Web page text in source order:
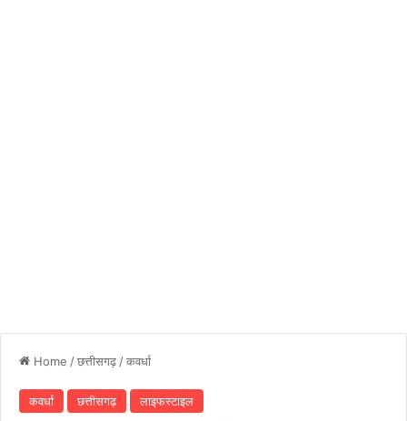
Home /छत्तीसगढ़ /कवर्धा
कवर्धा छत्तीसगढ़ लाइफस्टाइल